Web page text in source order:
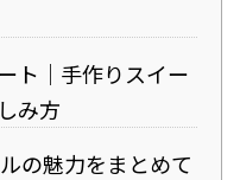
ト｜手作りスイー
み方
の魅力をまとめて